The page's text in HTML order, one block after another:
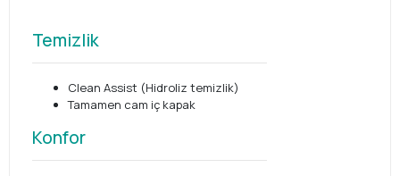
Temizlik
Clean Assist (Hidroliz temizlik)
Tamamen cam iç kapak
Konfor